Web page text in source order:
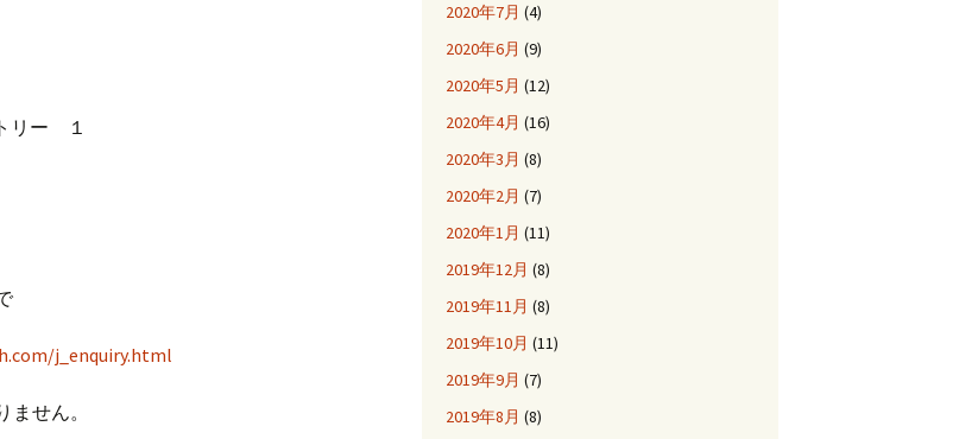
リー １
j_enquiry.html
せん。
2020年7月 (4)
2020年6月 (9)
2020年5月 (12)
2020年4月 (16)
2020年3月 (8)
2020年2月 (7)
2020年1月 (11)
2019年12月 (8)
2019年11月 (8)
2019年10月 (11)
2019年9月 (7)
2019年8月 (8)